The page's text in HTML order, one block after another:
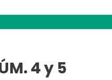
4 y 5